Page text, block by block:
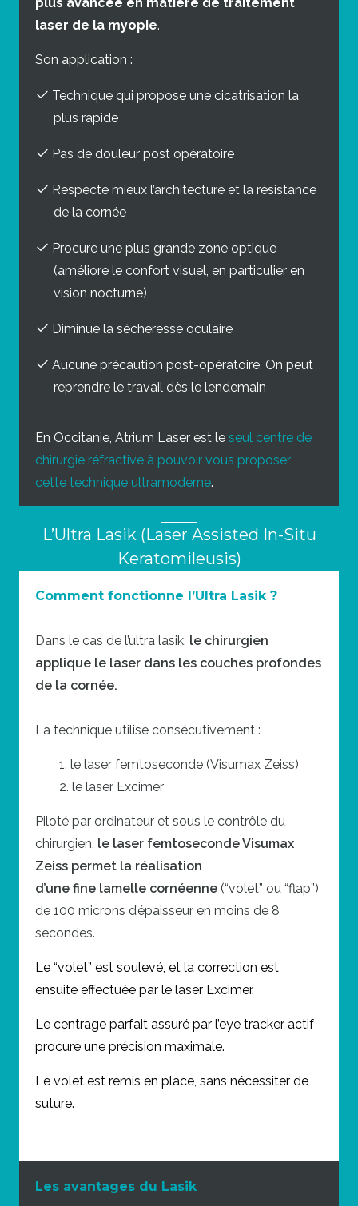
laser de la myopie.
Son application :
Technique qui propose une cicatrisation la
plus rapide
Pas de douleur post opératoire
Respecte mieux l’architecture et la résistance
de la cornée
Procure une plus grande zone optique
(améliore le confort visuel, en particulier en
vision nocturne)
Diminue la sécheresse oculaire
Aucune précaution post-opératoire. On peut
reprendre le travail dès le lendemain
En Occitanie, Atrium Laser est le seul centre de
chirurgie réfractive à pouvoir vous proposer
cette technique ultramoderne.
L’Ultra Lasik (Laser Assisted In-Situ
Keratomileusis)
Comment fonctionne l’Ultra Lasik ?
Dans le cas de l’ultra lasik, le chirurgien
applique le laser dans les couches profondes
de la cornée.
La technique utilise consécutivement :
1. le laser femtoseconde (Visumax Zeiss)
2. le laser Excimer
Piloté par ordinateur et sous le contrôle du
chirurgien, le laser femtosecondeVisumax
Zeiss permet la réalisation
d’une fine lamelle cornéenne (“volet” ou “flap”)
de 100 microns d’épaisseur en moins de 8
secondes.
Le “volet” est soulevé, et la correction est
ensuite effectuée par le laser Excimer.
Le centrage parfait assuré par l’eye tracker actif
procure une précision maximale.
Le volet est remis en place, sans nécessiter de
suture.
Les avantages du Lasik